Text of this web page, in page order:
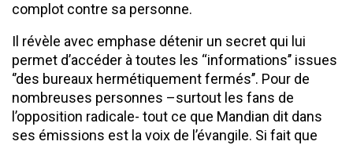
complot contre sa personne.
Il révèle avec emphase détenir un secret qui lui
permet d’accéder à toutes les ‘‘informations’’ issues
‘’des bureaux hermétiquement fermés’’. Pour de
nombreuses personnes –surtout les fans de
l’opposition radicale- tout ce que Mandian dit dans
ses émissions est la voix de l’évangile. Si fait que